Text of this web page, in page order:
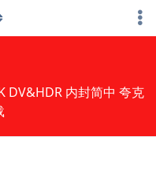
DV&HDR 内封简中 夸克